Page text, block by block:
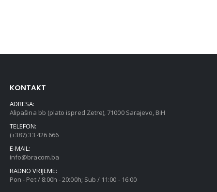
KONTAKT
ADRESA:
Alipašina bb (plato ispred Zetre), 71000 Sarajevo, BiH
TELEFON:
(+387) 33 426 666
E-MAIL:
info@bracom.ba
RADNO VRIJEME:
Pon - Pet / 8:00h - 20:00h; Sub / 11:00 - 16:00